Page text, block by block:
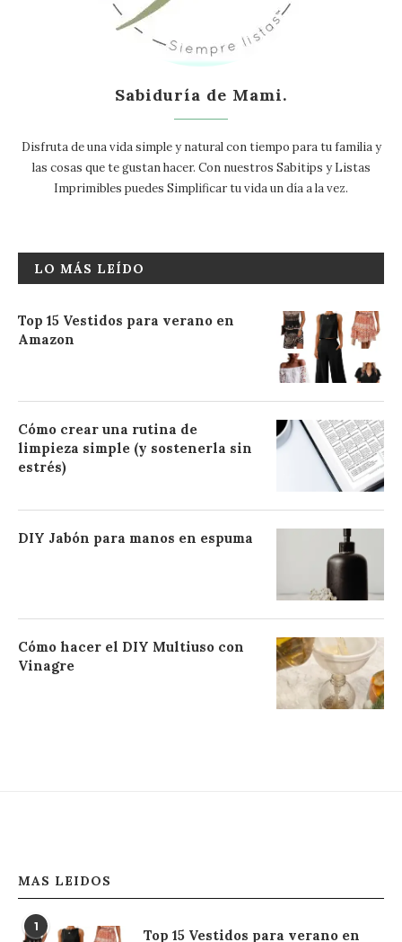
Sabiduría de Mami.
Disfruta de una vida simple y natural con tiempo para tu familia y
las cosas que te gustan hacer. Con nuestros Sabitips y Listas
Imprimibles puedes Simplificar tu vida un día a la vez.
LO MÁS LEÍDO
Top 15 Vestidos para verano en
Amazon
Cómo crear una rutina de
limpieza simple (y sostenerla sin
estrés)
DIY Jabón para manos en espuma
Cómo hacer el DIY Multiuso con
Vinagre
MAS LEIDOS
1
Top 15 Vestidos para verano en